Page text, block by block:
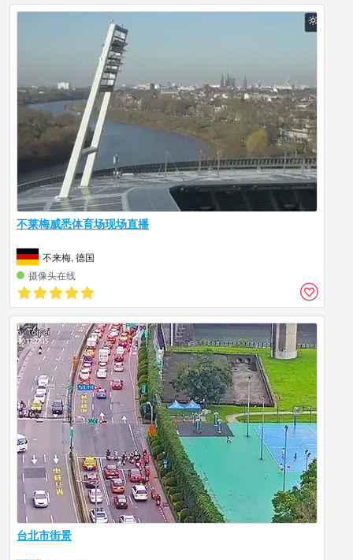
不莱梅威悉体育场现场直播
不来梅, 德国
摄像头在线
台北市街景